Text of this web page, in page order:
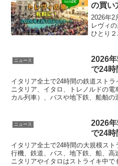
の買い
2026年2
レヴィ
ひとり２
から22
するのも
ニュース
2026
で24時
イタリア全土で24時間の鉄道スト
ニタリア、イタロ、トレノルドの
カル列車）、バスや地下鉄、船舶
ニュース
2026
で24時
イタリア全土で24時間の大規模ス
行機、鉄道、バス、地下鉄、船、
ニタリアやイタロはストライキ中